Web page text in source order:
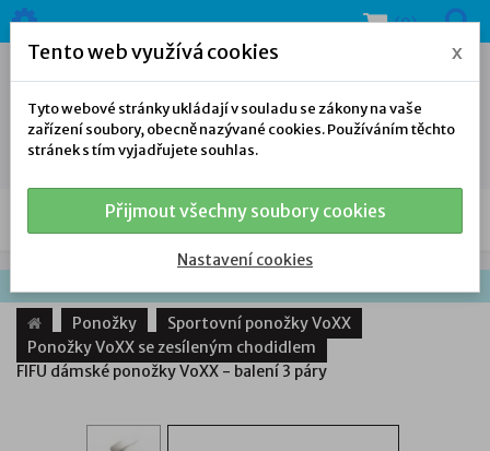
(0)
NAŠE NABÍDKA
Ponožky
Sportovní ponožky VoXX
Ponožky VoXX se zesíleným chodidlem
FIFU dámské ponožky VoXX - balení 3 páry
Tento web využívá cookies x
Tyto webové stránky ukládají v souladu se zákony na vaše
zařízení soubory, obecně nazývané cookies. Používáním těchto
stránek s tím vyjadřujete souhlas.
Přijmout všechny soubory cookies
Nastavení cookies